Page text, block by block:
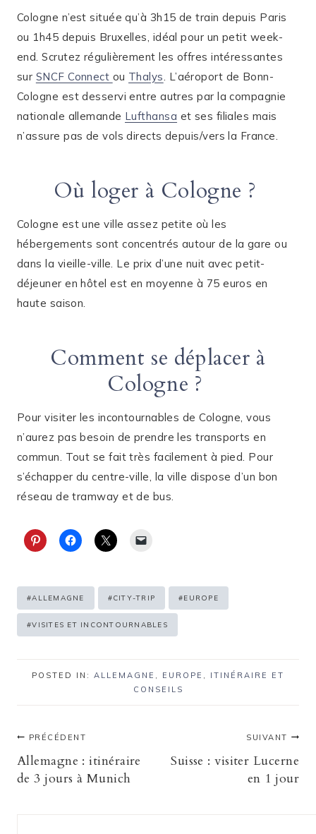
Cologne n’est située qu’à 3h15 de train depuis Paris
ou 1h45 depuis Bruxelles, idéal pour un petit week-
end. Scrutez régulièrement les offres intéressantes
sur SNCF Connect ou Thalys. L’aéroport de Bonn-
Cologne est desservi entre autres par la compagnie
nationale allemande Lufthansa et ses filiales mais
n’assure pas de vols directs depuis/vers la France.
Où loger à Cologne ?
Cologne est une ville assez petite où les
hébergements sont concentrés autour de la gare ou
dans la vieille-ville. Le prix d’une nuit avec petit-
déjeuner en hôtel est en moyenne à 75 euros en
haute saison.
Comment se déplacer à
Cologne ?
Pour visiter les incontournables de Cologne, vous
n’aurez pas besoin de prendre les transports en
commun. Tout se fait très facilement à pied. Pour
s’échapper du centre-ville, la ville dispose d’un bon
réseau de tramway et de bus.
Étiquettes
de
#ALLEMAGNE #CITY-TRIP #EUROPE
#VISITES ET INCONTOURNABLES
POSTED IN: ALLEMAGNE , EUROPE , ITINÉRAIRE ET
CONSEILS
Navigation
de
PRÉCÉDENT
Allemagne : itinéraire
de 3 jours à Munich
SUIVANT
Suisse : visiter Lucerne
en 1 jour